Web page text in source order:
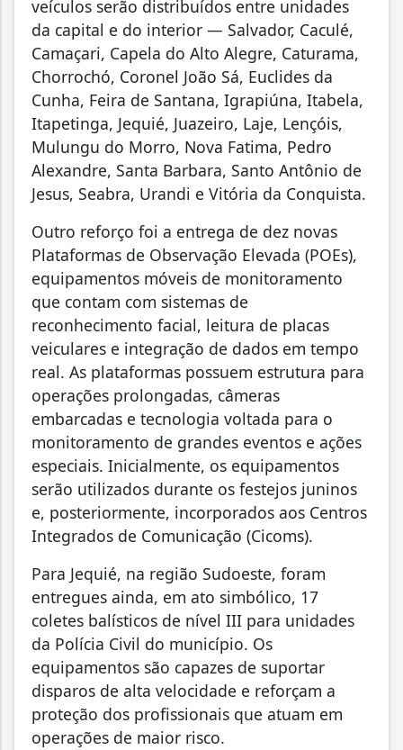
veículos serão distribuídos entre unidades
da capital e do interior — Salvador, Caculé,
Camaçari, Capela do Alto Alegre, Caturama,
Chorrochó, Coronel João Sá, Euclides da
Cunha, Feira de Santana, Igrapiúna, Itabela,
Itapetinga, Jequié, Juazeiro, Laje, Lençóis,
Mulungu do Morro, Nova Fatima, Pedro
Alexandre, Santa Barbara, Santo Antônio de
Jesus, Seabra, Urandi e Vitória da Conquista.
Outro reforço foi a entrega de dez novas
Plataformas de Observação Elevada (POEs),
equipamentos móveis de monitoramento
que contam com sistemas de
reconhecimento facial, leitura de placas
veiculares e integração de dados em tempo
real. As plataformas possuem estrutura para
operações prolongadas, câmeras
embarcadas e tecnologia voltada para o
monitoramento de grandes eventos e ações
especiais. Inicialmente, os equipamentos
serão utilizados durante os festejos juninos
e, posteriormente, incorporados aos Centros
Integrados de Comunicação (Cicoms).
Para Jequié, na região Sudoeste, foram
entregues ainda, em ato simbólico, 17
coletes balísticos de nível III para unidades
da Polícia Civil do município. Os
equipamentos são capazes de suportar
disparos de alta velocidade e reforçam a
proteção dos profissionais que atuam em
operações de maior risco.